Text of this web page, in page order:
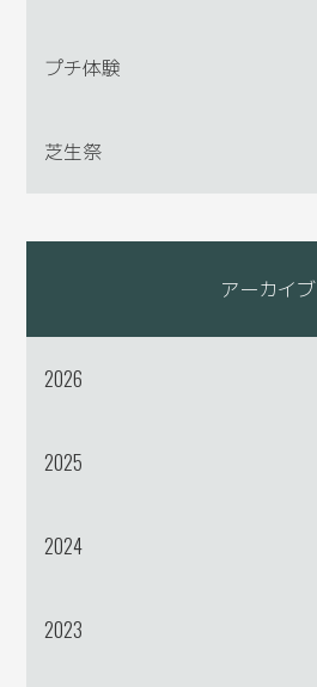
プチ体験
芝生祭
アーカイブ
2026
2025
2024
2023